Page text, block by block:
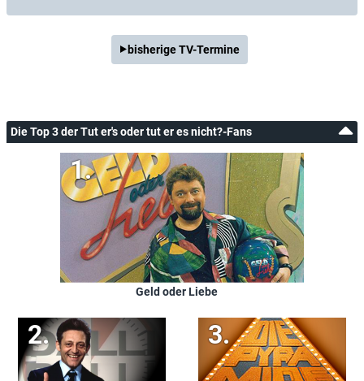
bisherige TV-Termine
Die Top 3 der Tut er's oder tut er es nicht?-Fans
Geld oder Liebe